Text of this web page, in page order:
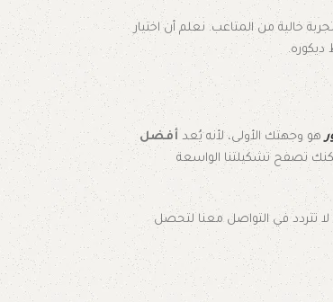
خالية من المتاعب. نعلم أن اختيار
ديكوره.
هو وجهتك الأولى، لأنه يُعد أفضل
تصفح تشكيلتنا الواسعة
لا تتردد في التواصل معنا لتحصل